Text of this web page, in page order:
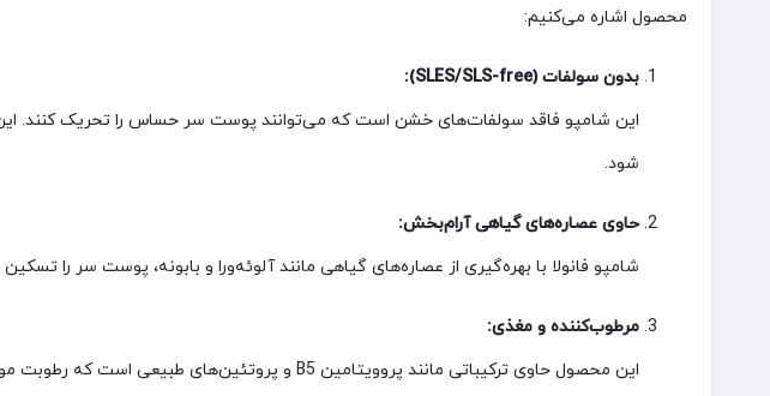
محصول اشاره می‌کنیم:
بدون سولفات (SLES/SLS-free):
این شامپو فاقد سولفات‌های خشن است که می‌توانند پوست سر حساس را تحریک کنند.
شود.
حاوی عصاره‌های گیاهی آرام‌بخش:
شامپو فانولا با بهره‌گیری از عصاره‌های گیاهی مانند آلوئه‌ورا و بابونه، پوست سر را
مرطوب‌کننده و مغذی:
این محصول حاوی ترکیباتی مانند پروویتامین B5 و پروتئین‌های طبیعی است که رطوبت مورد نیاز موها و پوست سر را تأمین کرده و از خشکی و شکنندگی موها جلوگیری می‌کند.